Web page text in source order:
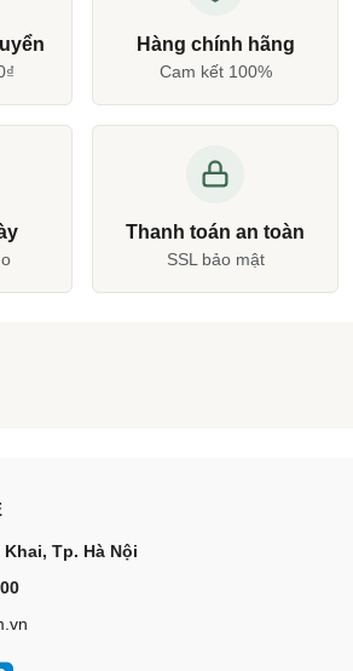
Hàng chính hãng
Cam kết 100%
Thanh toán an toàn
SSL bảo mật
Tp. Hà Nội